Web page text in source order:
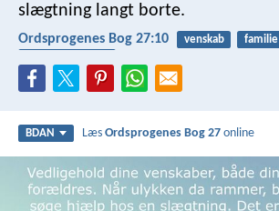
slægtning langt borte.
Ordsprogenes Bog 27:10 venskab
familie
BDAN LæsOrdsprogenes Bog 27 online